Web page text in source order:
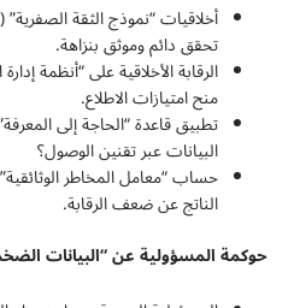
تحقق دائم وموثق بنزاهة.
الرقابة الأخلاقية على “أنظمة
منح امتيازات الاطلاع.
تطبيق قاعدة “الحاجة إلى
البيانات عبر تقنين الوصول؟
حساب “معامل المخاطر
الناتج عن ضعف الرقابة.
حوكمة المسؤولية عن “البيانات